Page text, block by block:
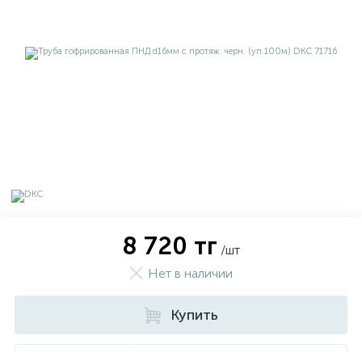
8 720 тг /шт
Нет в наличии
Купить